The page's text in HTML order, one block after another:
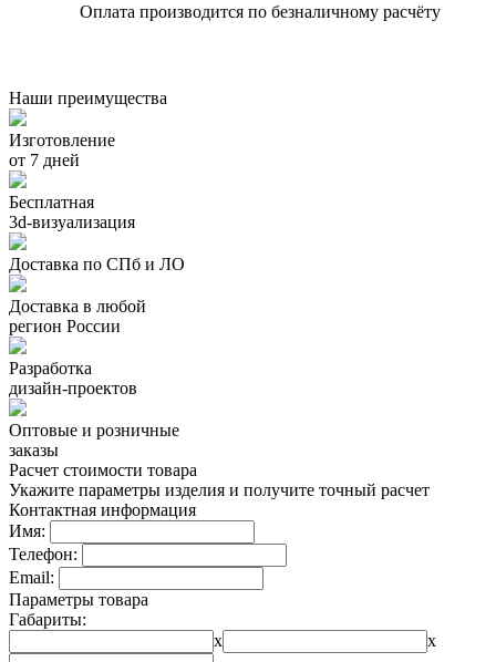
Оплата производится по безналичному расчёту
Наши преимущества
Изготовление
от 7 дней
Бесплатная
3d-визуализация
Доставка по СПб и ЛО
Доставка в любой
регион России
Разработка
дизайн-проектов
Оптовые и розничные
заказы
Расчет стоимости товара
Укажите параметры изделия и получите точный расчет
Контактная информация
Имя:
Телефон:
Email:
Параметры товара
Габариты:
x
x